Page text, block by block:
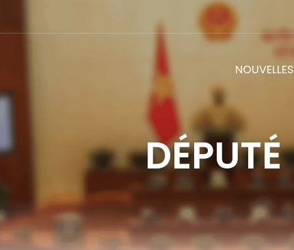
NOUVELLES
DÉPUTÉ